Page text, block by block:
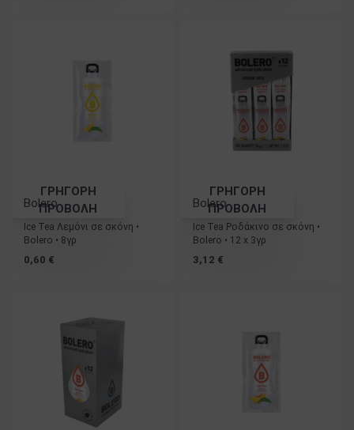
ΓΡΗΓΟΡΗ
ΠΡΟΒΟΛΗ
Bolero
Ice Tea Λεμόνι σε σκόνη •
Bolero • 8γρ
0,60 €
ΓΡΗΓΟΡΗ
ΠΡΟΒΟΛΗ
Bolero
Ice Tea Ροδάκινο σε σκόνη •
Bolero • 12 x 3γρ
3,12 €